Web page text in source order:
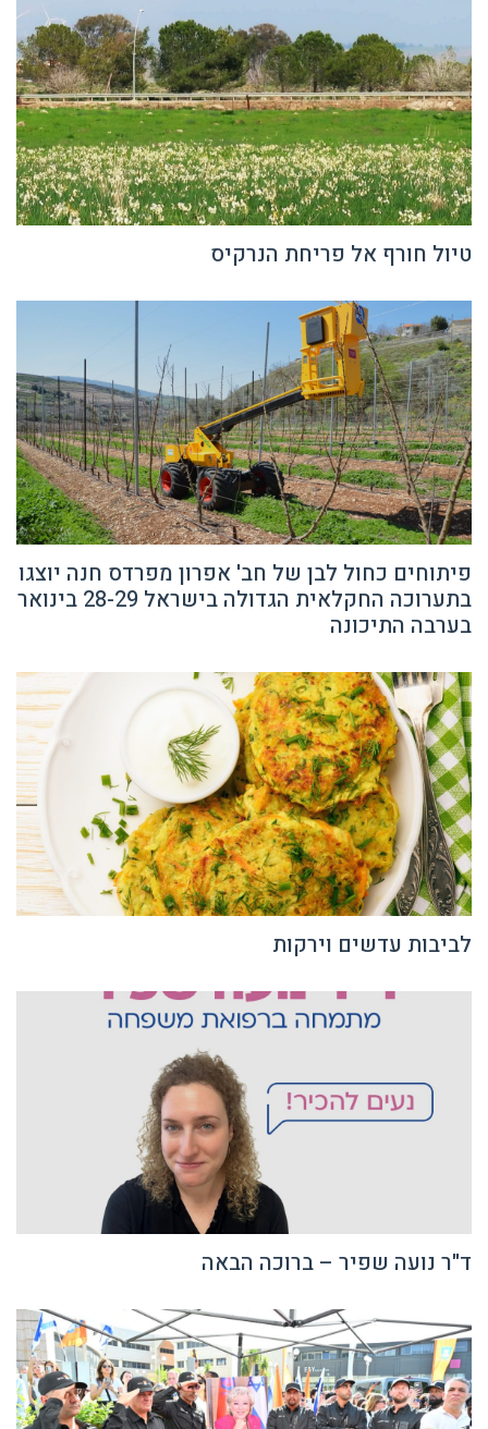
טיול חורף אל פריחת הנרקיס
פיתוחים כחול לבן של חב' אפרון מפרדס חנה יוצגו
בתערוכה החקלאית הגדולה בישראל 28-29 בינואר
בערבה התיכונה
לביבות עדשים וירקות
ד"ר נועה שפיר – ברוכה הבאה